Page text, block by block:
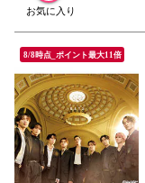
8/8時点_ポイント最大11倍